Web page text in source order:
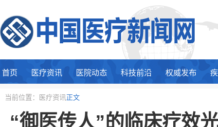
首页 医疗资讯 医院动态 科技前沿 权威发布
当前位置：医疗资讯 正文
“御医传人”的临床疗